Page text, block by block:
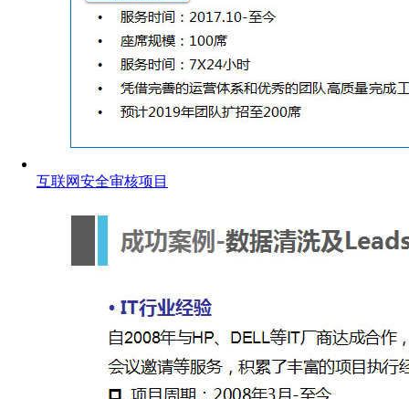
互联网安全审核项目